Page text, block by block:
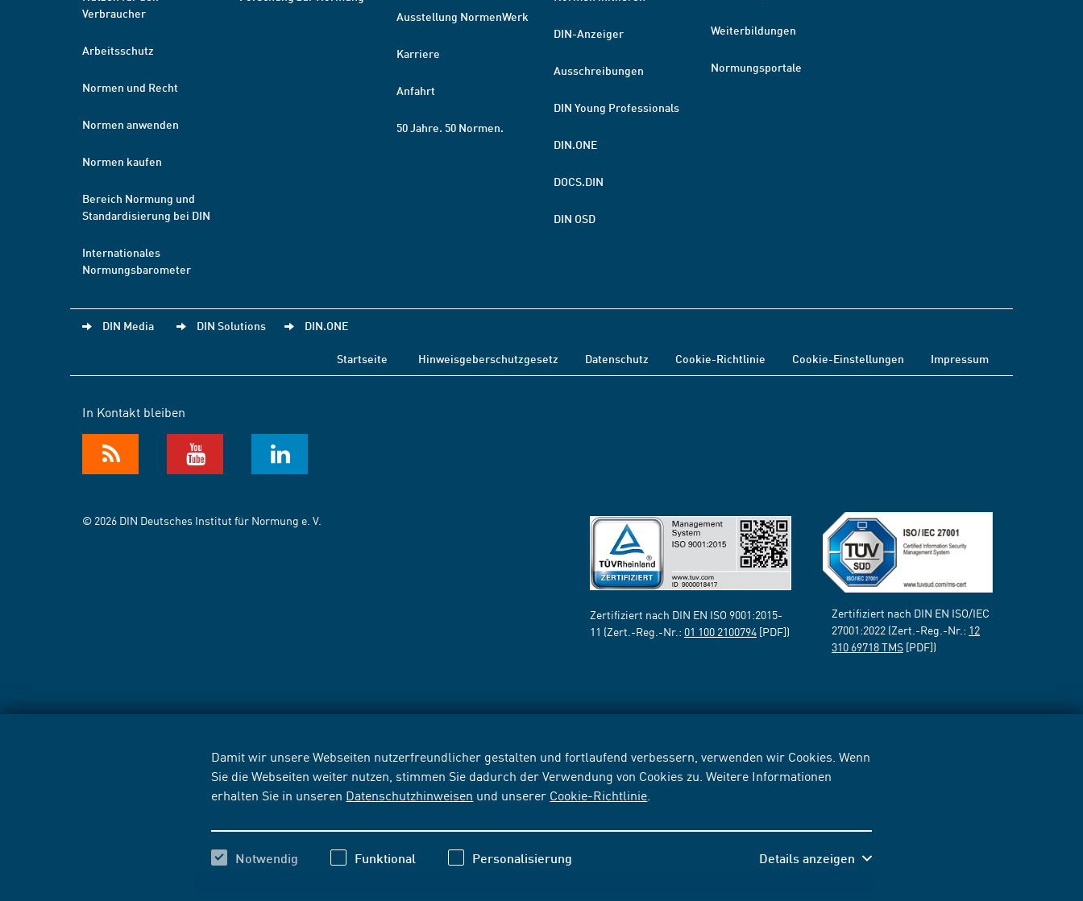
Damit wir unsere Webseiten nutzerfreundlicher gestalten und fortlaufend verbessern, verwenden wir Cookies. Wenn
Sie die Webseiten weiter nutzen, stimmen Sie dadurch der Verwendung von Cookies zu. Weitere Informationen
erhalten Sie in unseren Datenschutzhinweisen und unserer Cookie-Richtlinie
Notwendig Funktional Personalisierung Details anzeigen
Verbraucher
Arbeitsschutz
Normen und Recht
Normen anwenden
Normen kaufen
Bereich Normung und
Standardisierung bei DIN
Internationales
Normungsbarometer
Ausstellung NormenWerk
Karriere
Anfahrt
50 Jahre. 50 Normen.
DIN-Anzeiger
Ausschreibungen
DIN Young Professionals
DIN.ONE
DOCS.DIN
DIN OSD
Weiterbildungen
Normungsportale
DIN Media DIN Solutions DIN.ONE
Startseite Hinweisgeberschutzgesetz Datenschutz Cookie-Richtlinie Cookie-Einstellungen Impressum
In Kontakt bleiben
© 2026 DIN Deutsches Institut für Normung e. V.
Zertifiziert nach DIN EN ISO 9001:2015-
11 (Zert.-Reg.-Nr.: 01 100 2100794 [PDF])
Zertifiziert nach DIN EN ISO/IEC
27001:2022 (Zert.-Reg.-Nr.: 12
310 69718 TMS [PDF])